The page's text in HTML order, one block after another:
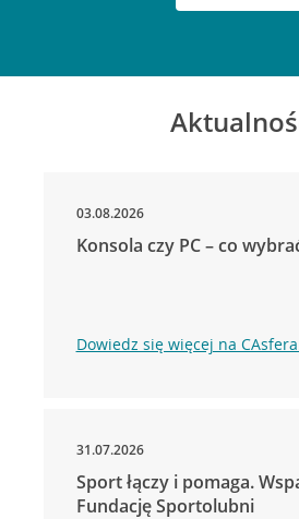
03.08.2026
Konsola czy PC – co
Dowiedz się więcej na
31.07.2026
Sport łączy i pomaga.
Fundację Sportolubni